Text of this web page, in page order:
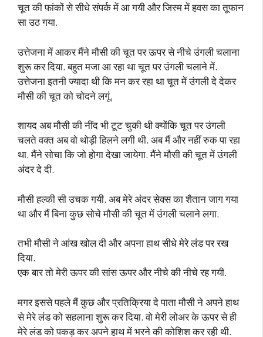
चूत की फांकों से सीधे संपर्क में आ गयी और जिस्म में हवस का तूफान
सा उठ गया.
उत्तेजना में आकर मैंने मौसी की चूत पर ऊपर से नीचे उंगली चलाना
शुरू कर दिया. बहुत मजा आ रहा था चूत पर उंगली चलाने में.
उत्तेजना इतनी ज्यादा थी कि मन कर रहा था चूत में उंगली दे देकर
मौसी की चूत को चोदने लगूं.
शायद अब मौसी की नींद भी टूट चुकी थी क्योंकि चूत पर उंगली
चलते वक्त अब वो थोड़ी हिलने लगी थी. अब मैं और नहीं रुक पा रहा
था. मैंने सोचा कि जो होगा देखा जायेगा. मैंने मौसी की चूत में उंगली
अंदर दे दी.
मौसी हल्की सी उचक गयी. अब मेरे अंदर सेक्स का शैतान जाग गया
था और मैं बिना कुछ सोचे मौसी की चूत में उंगली चलाने लगा.
तभी मौसी ने आंख खोल दी और अपना हाथ सीधे मेरे लंड पर रख
दिया.
एक बार तो मेरी ऊपर की सांस ऊपर और नीचे की नीचे रह गयी.
मगर इससे पहले मैं कुछ और प्रतिक्रिया दे पाता मौसी ने अपने हाथ
से मेरे लंड को सहलाना शुरू कर दिया. वो मेरी लोअर के ऊपर से ही
मेरे लंड को पकड़ कर अपने हाथ में भरने की कोशिश कर रही थी.